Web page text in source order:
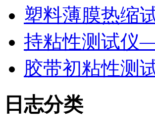
塑料薄膜热缩
持粘性测试仪
胶带初粘性测
日志分类